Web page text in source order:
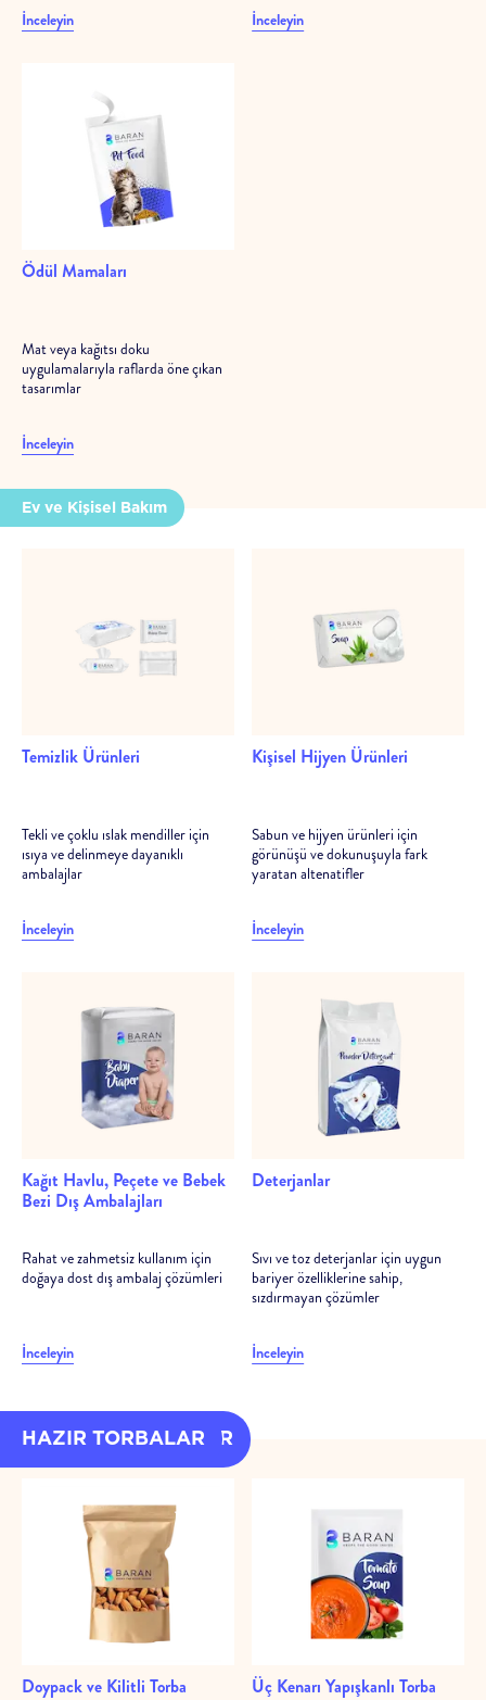
İnceleyin İnceleyin
Ödül Mamaları
Mat veya kağıtsı doku
uygulamalarıyla raflarda öne çıkan
tasarımlar
İnceleyin
Ev ve Kişisel Bakım
Temizlik Ürünleri
Tekli ve çoklu ıslak mendiller için
ısıya ve delinmeye dayanıklı
ambalajlar
İnceleyin
Kişisel Hijyen Ürünleri
Sabun ve hijyen ürünleri için
görünüşü ve dokunuşuyla fark
yaratan altenatifler
İnceleyin
Kağıt Havlu, Peçete ve Bebek
Bezi Dış Ambalajları
Rahat ve zahmetsiz kullanım için
doğaya dost dış ambalaj çözümleri
İnceleyin
Deterjanlar
Sıvı ve toz deterjanlar için uygun
bariyer özelliklerine sahip,
sızdırmayan çözümler
İnceleyin
HAZIR AMBALAJLAR
HAZIR TORBALAR
Doypack ve Kilitli Torba Üç Kenarı Yapışkanlı Torba